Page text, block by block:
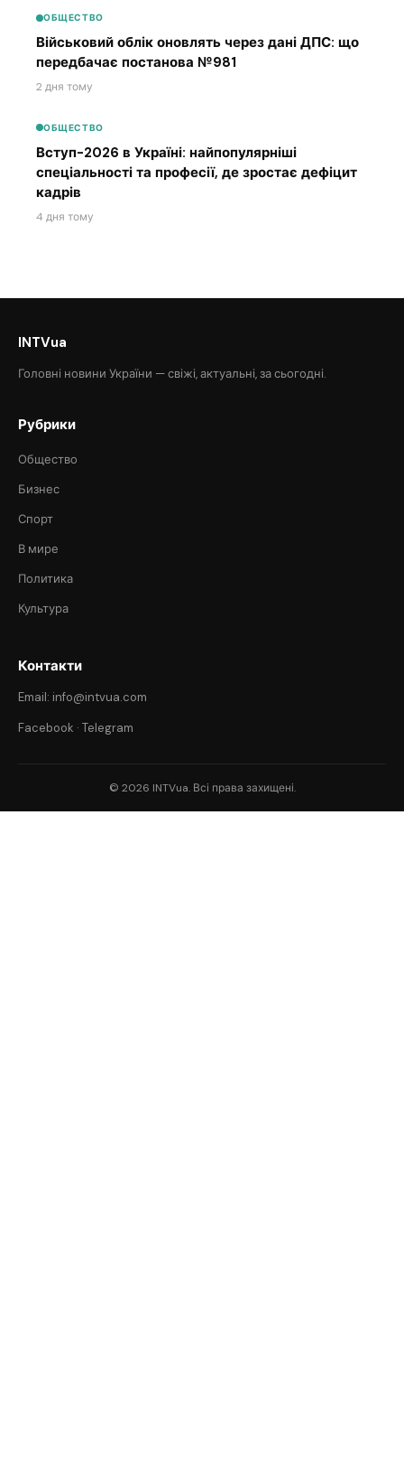
ОБЩЕСТВО
Військовий облік оновлять через дані ДПС: що
передбачає постанова №981
2 дня тому
ОБЩЕСТВО
Вступ-2026 в Україні: найпопулярніші
спеціальності та професії, де зростає дефіцит
кадрів
4 дня тому
INTVua
Головні новини України — свіжі, актуальні, за сьогодні.
Рубрики
Общество
Бизнес
Спорт
В мире
Политика
Культура
Контакти
Email: info@intvua.com
Facebook · Telegram
© 2026 INTVua. Всі права захищені.